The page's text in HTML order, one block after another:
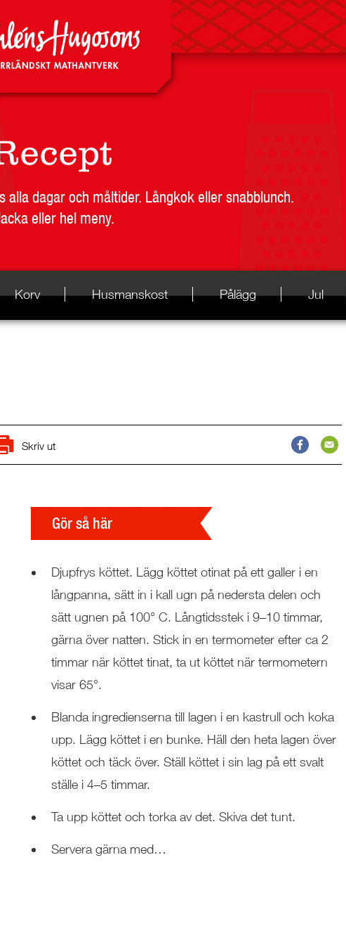
dagar och måltider. Långkok eller snabblunch.
eller hel meny.
Korv Husmanskost Pålägg Jul
Skriv ut
Gör så här
Djupfrys köttet. Lägg köttet otinat på ett galler i en
långpanna, sätt in i kall ugn på nedersta delen och
sätt ugnen på 100° C. Långtidsstek i 9–10 timmar,
gärna över natten. Stick in en termometer efter ca 2
timmar när köttet tinat, ta ut köttet när termometern
visar 65°.
Blanda ingredienserna till lagen i en kastrull och koka
upp. Lägg köttet i en bunke. Häll den heta lagen över
köttet och täck över. Ställ köttet i sin lag på ett svalt
ställe i 4–5 timmar.
Ta upp köttet och torka av det. Skiva det tunt.
Servera gärna med…